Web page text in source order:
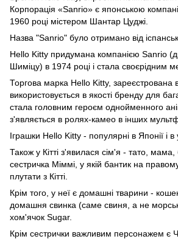
Корпорація «Sanrio» є японською
1960 році містером Шантар Цуджі.
Назва "Sanrio" було отримано від
Hello Kitty придумана компанією Sanrio
Шиміцу) в 1974 році і стала своєрідним
Торгова марка Hello Kitty, зареєстрована
використовується в якості бренду для
стала головним героєм однойменного
з'являється в ролях-камео в інших
Іграшки Hello Kitty - популярні в Японії і в
Також у Кітті з'явилася сім'я - тато, мама,
сестричка Міммі, у якій бантик на
плутати з Кітті.
Крім того, у неї є домашні тварини -
домашня свинка (саме свиня, а не
хом'ячок Sugar.
Крім сестрички важливим персонажем є